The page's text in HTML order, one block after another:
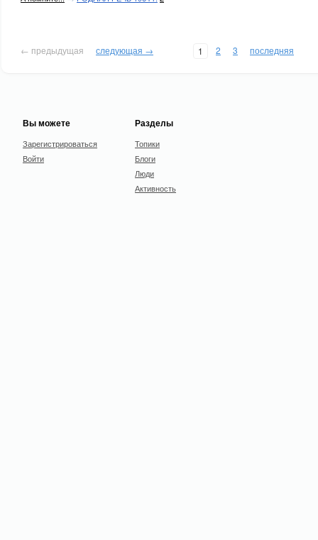
← предыдущая следующая → 1 2 3 последняя
Вы можете
Зарегистрироваться
Войти
Разделы
Топики
Блоги
Люди
Активность